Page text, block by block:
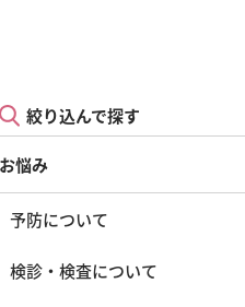
絞り込んで探す
お悩み
予防について
検診・検査について